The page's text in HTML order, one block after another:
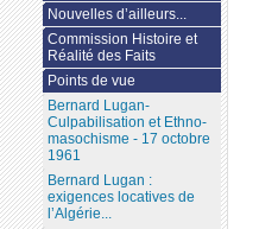
Nouvelles d’ailleurs...
Commission Histoire et
Réalité des Faits
Points de vue
Bernard Lugan-
Culpabilisation et Ethno-
masochisme - 17 octobre
1961
Bernard Lugan :
exigences locatives de
l’Algérie...